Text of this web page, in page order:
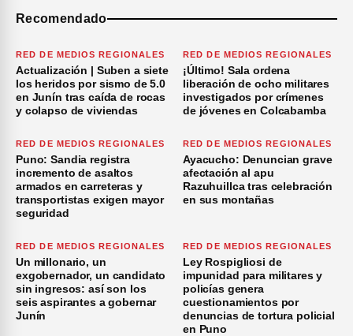
Recomendado
RED DE MEDIOS REGIONALES
Actualización | Suben a siete
los heridos por sismo de 5.0
en Junín tras caída de rocas
y colapso de viviendas
RED DE MEDIOS REGIONALES
¡Último! Sala ordena
liberación de ocho militares
investigados por crímenes
de jóvenes en Colcabamba
RED DE MEDIOS REGIONALES
Puno: Sandia registra
incremento de asaltos
armados en carreteras y
transportistas exigen mayor
seguridad
RED DE MEDIOS REGIONALES
Ayacucho: Denuncian grave
afectación al apu
Razuhuillca tras celebración
en sus montañas
RED DE MEDIOS REGIONALES
Un millonario, un
exgobernador, un candidato
sin ingresos: así son los
seis aspirantes a gobernar
Junín
RED DE MEDIOS REGIONALES
Ley Rospigliosi de
impunidad para militares y
policías genera
cuestionamientos por
denuncias de tortura policial
en Puno